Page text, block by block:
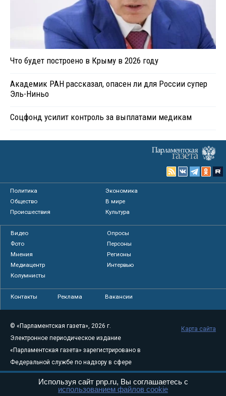
Что будет построено в Крыму в 2026 году
Академик РАН рассказал, опасен ли для России супер
Эль-Ниньо
Соцфонд усилит контроль за выплатами медикам
Политика
Экономика
Общество
В мире
Происшествия
Культура
Видео
Опросы
Фото
Персоны
Мнения
Регионы
Медиацентр
Интервью
Колумнисты
Контакты Реклама Вакансии
© «Парламентская газета», 2026 г.
Электронное периодическое издание
«Парламентская газета» зарегистрировано в
Федеральной службе по надзору в сфере
связи, информационных технологий и
массовых коммуникаций (Роскомнадзор) 05
Карта сайта
Используя сайт pnp.ru, Вы соглашаетесь с
использованием файлов cookie